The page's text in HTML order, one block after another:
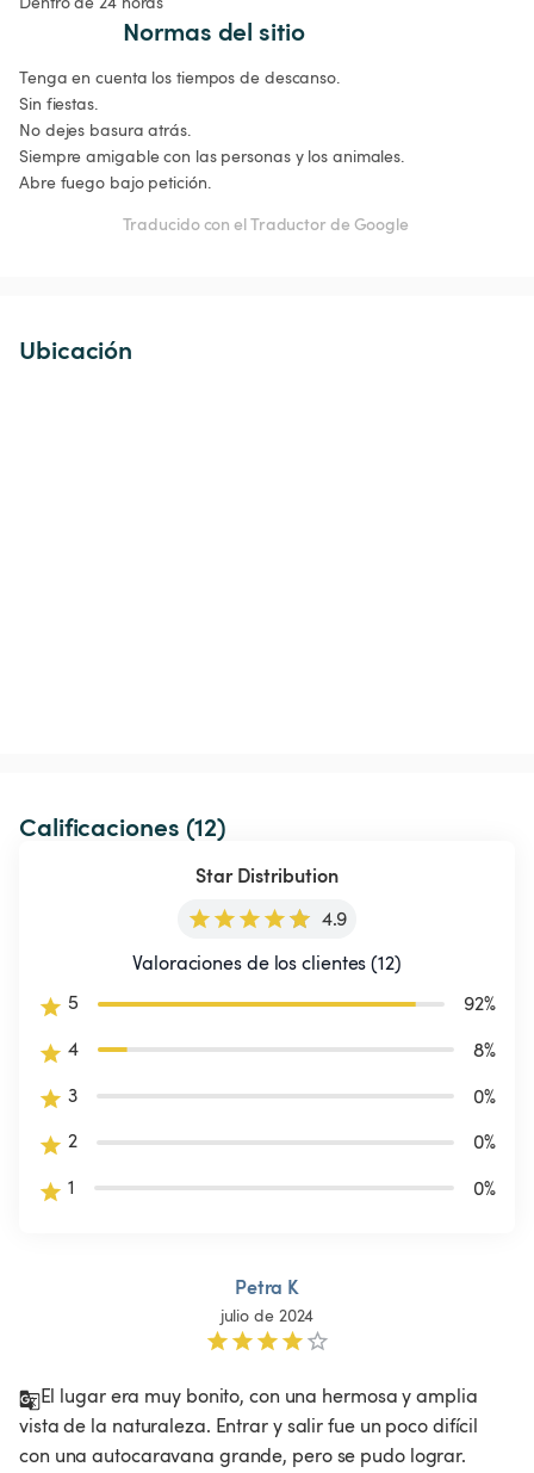
Normas del sitio
Tenga en cuenta los tiempos de descanso.
Sin fiestas.
No dejes basura atrás.
Siempre amigable con las personas y los animales.
Abre fuego bajo petición.
Traducido con el Traductor de Google
Ubicación
Calificaciones (12)
Star Distribution
4.9
Valoraciones de los clientes (12)
5
92%
4
8%
3
0%
2
0%
1
0%
Petra K
julio de 2024
El lugar era muy bonito, con una hermosa y amplia
vista de la naturaleza. Entrar y salir fue un poco difícil
con una autocaravana grande, pero se pudo lograr.